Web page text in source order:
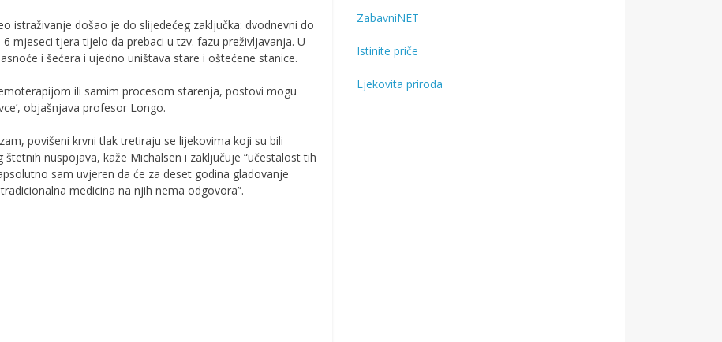
istraživanje došao je do slijedećeg zaključka: dvodnevni do
mjeseci tjera tijelo da prebaci u tzv. fazu preživljavanja. U
i šećera i ujedno uništava stare i oštećene stanice.
ili samim procesom starenja, postovi mogu
objašnjava profesor Longo.
povišeni krvni tlak tretiraju se lijekovima koji su bili
nuspojava, kaže Michalsen i zaključuje “učestalost tih
sam uvjeren da će za deset godina gladovanje
medicina na njih nema odgovora”.
ZabavniNET
Istinite priče
Ljekovita priroda